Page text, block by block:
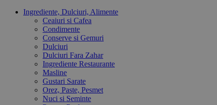
Ingrediente, Dulciuri, Alimente
Ceaiuri si Cafea
Condimente
Conserve si Gemuri
Dulciuri
Dulciuri Fara Zahar
Ingrediente Restaurante
Masline
Gustari Sarate
Orez, Paste, Pesmet
Nuci si Seminte